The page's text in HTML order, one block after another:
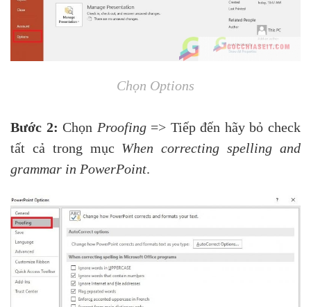
Chọn Options
Bước 2: Chọn Proofing=> Tiếp đến hãy bỏ check
tất cả trong mục When correcting spelling and
grammar in PowerPoint.